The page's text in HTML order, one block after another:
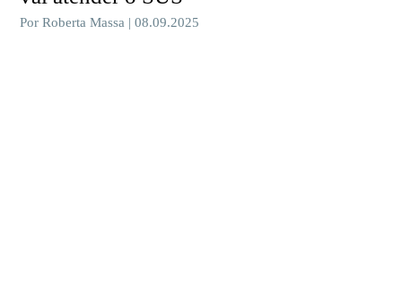
Por Roberta Massa | 08.09.2025